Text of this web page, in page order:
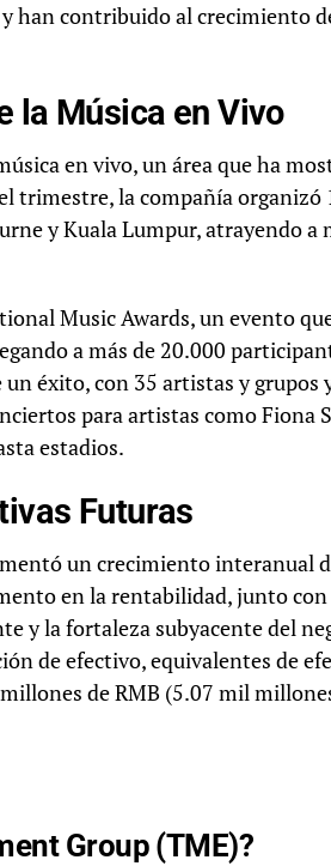
han contribuido al crecimiento
la Música en Vivo
en vivo, un área que ha
trimestre, la compañía organizó
y Kuala Lumpur, atrayendo a
Music Awards, un evento
a más de 20.000
éxito, con 35 artistas y grupos
para artistas como Fiona
estadios.
Futuras
un crecimiento interanual
en la rentabilidad, junto
y la fortaleza subyacente del
de efectivo, equivalentes de
de RMB (5.07 mil
Group (TME)?